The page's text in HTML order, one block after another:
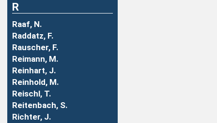
R
Raaf, N.
Raddatz, F.
Rauscher, F.
Reimann, M.
Reinhart, J.
Reinhold, M.
Reischl, T.
Reitenbach, S.
Richter, J.